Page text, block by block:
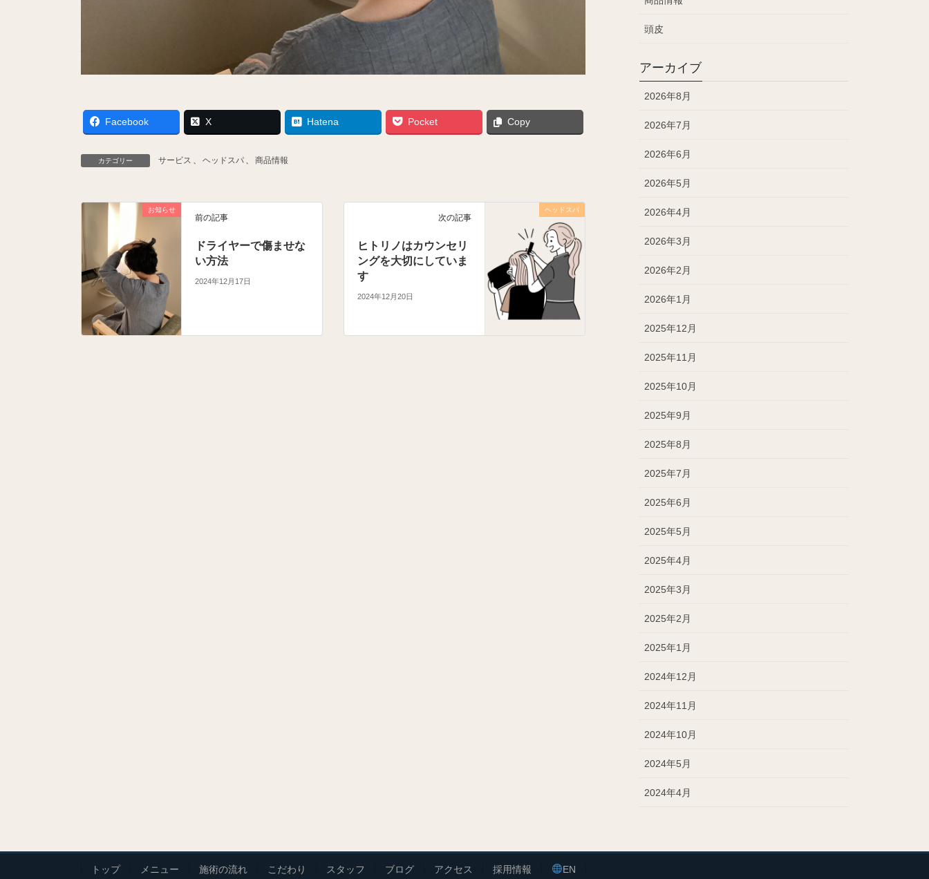
Facebook X Hatena Pocket Copy
カテゴリー サービス 、 ヘッドスパ 、 商品情報
お知らせ
前の記事
ドライヤーで傷ませな
い方法
2024年12月17日
ヘッドスパ
次の記事
ヒトリノはカウンセリ
ングを大切にしていま
す
2024年12月20日
頭皮
アーカイブ
2026年8月
2026年7月
2026年6月
2026年5月
2026年4月
2026年3月
2026年2月
2026年1月
2025年12月
2025年11月
2025年10月
2025年9月
2025年8月
2025年7月
2025年6月
2025年5月
2025年4月
2025年3月
2025年2月
2025年1月
2024年12月
2024年11月
2024年10月
2024年5月
2024年4月
トップ メニュー 施術の流れ こだわり スタッフ ブログ アクセス 採用情報 EN